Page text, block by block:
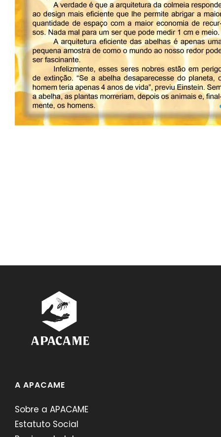
A APACAME
Sobre a APACAME
Estatuto Social